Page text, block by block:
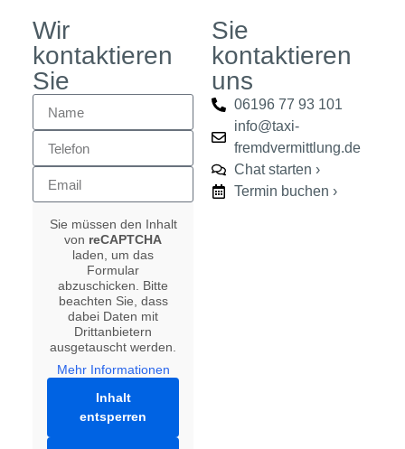
Wir
kontaktieren
Sie
Sie müssen den Inhalt
von reCAPTCHA
laden, um das
Formular
abzuschicken. Bitte
beachten Sie, dass
dabei Daten mit
Drittanbietern
ausgetauscht werden.
Mehr Informationen
Inhalt
entsperren
Sie
kontaktieren
uns
06196 77 93 101
info@taxi-
fremdvermittlung.de
Chat starten ›
Termin buchen ›